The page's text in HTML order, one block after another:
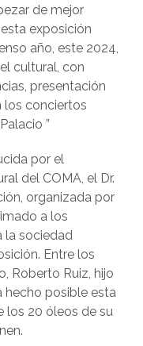
de mejor
exposición
año, este 2024,
cultural, con
presentación
los conciertos
”
por el
del COMA, el Dr.
organizada por
a los
la sociedad
Entre los
Roberto Ruiz, hijo
hecho posible esta
los 20 óleos de su